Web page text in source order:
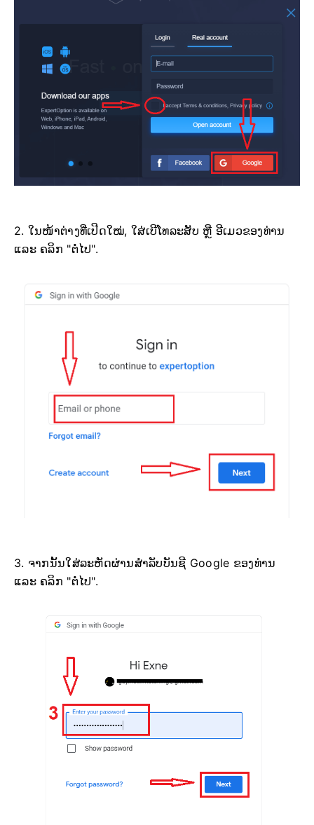
2. ໃນໜ້າຕ່າງທີ່ເປີດໃໝ່, ໃສ່ເບີໂທລະສັບ ຫຼື ອີເມວຂອງທ່ານ
ແລະ ຄລິກ "ຕໍ່ໄປ".
3. ຈາກນັ້ນໃສ່ລະຫັດຜ່ານສຳລັບບັນຊີ Google ຂອງທ່ານ
ແລະ ຄລິກ "ຕໍ່ໄປ".